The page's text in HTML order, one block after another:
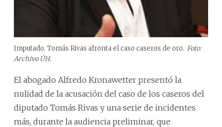
Imputado. Tomás Rivas afronta el caso caseros de oro. Foto:
Archivo ÚH.
El abogado Alfredo Kronawetter presentó la
nulidad de la acusación del caso de los caseros del
diputado Tomás Rivas y una serie de incidentes
más, durante la audiencia preliminar, que